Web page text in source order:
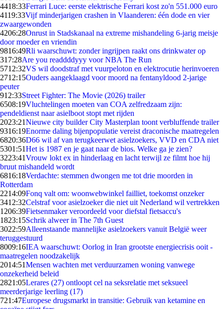
4418:33Ferrari Luce: eerste elektrische Ferrari kost zo'n 551.000 euro
4119:33Vijf minderjarigen crashen in Vlaanderen: één dode en vier
zwaargewonden
4206:28Onrust in Stadskanaal na extreme mishandeling 6-jarig meisje
door moeder en vriendin
9816:49Rli waarschuwt: zonder ingrijpen raakt ons drinkwater op
317:28Are you readdddyyy voor NBA The Run
5712:32VS wil doodstraf met vuurpeloton en elektrocutie herinvoeren
2712:15Ouders aangeklaagd voor moord na fentanyldood 2-jarige
peuter
912:33Street Fighter: The Movie (2026) trailer
6508:19Vluchtelingen moeten van COA zelfredzaam zijn:
pendeldienst naar asielboot stopt met rijden
2023:21Nieuwe city builder City Masterplan toont verbluffende trailer
9316:19Enorme daling bijenpopulatie vereist draconische maatregelen
6820:36D66 wil af van terugkeerwet asielzoekers, VVD en CDA niet
5301:51Het is 1987 en je gaat naar de bios. Welke ga je zien?
3223:41Vrouw lokt ex in hinderlaag en lacht terwijl ze filmt hoe hij
bruut mishandeld wordt
6816:18Verdachte: stemmen dwongen me tot drie moorden in
Rotterdam
2214:09Fonq valt om: woonwebwinkel failliet, toekomst onzeker
3412:32Celstraf voor asielzoeker die niet uit Nederland wil vertrekken
1206:39Fietsenmaker veroordeeld voor diefstal fietsaccu's
1823:15Schrik alweer in The 7th Guest
3022:59Alleenstaande mannelijke asielzoekers vanuit België weer
teruggestuurd
8009:16IEA waarschuwt: Oorlog in Iran grootste energiecrisis ooit -
maatregelen noodzakelijk
2014:51Mensen wachten met verduurzamen woning vanwege
onzekerheid beleid
2821:05Lerares (27) ontloopt cel na seksrelatie met seksueel
meerderjarige leerling (17)
721:47Europese drugsmarkt in transitie: Gebruik van ketamine en